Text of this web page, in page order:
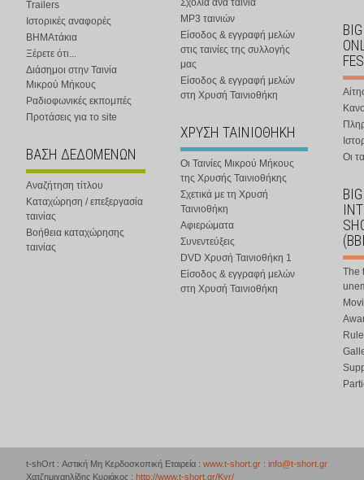
Trailers
Ιστορικές αναφορές
ΒΗΜΑτάκια
Ξέρετε ότι...
Διάσημοι στην Ταινία
Μικρού Μήκους
Ραδιοφωνικές εκπομπές
Προτάσεις για το site
ΒΑΣΗ ΔΕΔΟΜΕΝΩΝ
Αναζήτηση τίτλου
Καταχώρηση / επεξεργασία
ταινίας
Βοήθεια καταχώρησης
ταινίας
Σχόλια ανά ταινία
MP3 ταινιών
Είσοδος & εγγραφή μελών
στις ταινίες της συλλογής
μας
Είσοδος & εγγραφή μελών
στη Χρυσή Ταινιοθήκη
ΧΡΥΣΗ ΤΑΙΝΙΟΘΗΚΗ
Οι Ταινίες Μικρού Μήκους
της Χρυσής Ταινιοθήκης
Σχετικά με τη Χρυσή
Ταινιοθήκη
Αφιερώματα
Συνεντεύξεις
DVD Χρυσή Ταινιοθήκη 1
Είσοδος & εγγραφή μελών
στη Χρυσή Ταινιοθήκη
Οι
The
t-shOrt : Αστική Μη Κερδοσκοπική Εταιρεία : www.t-short.gr : info@t-short.gr
Χατζημιχαηλίδης Κυριάκος : http://www.t-short.gr/Kyr/